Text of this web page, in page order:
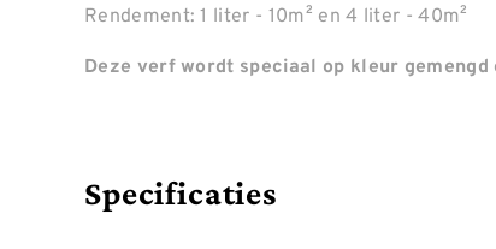
Rendement: 1 liter - 10m² en 4 liter - 40m²
Deze verf wordt speciaal op kleur
Specificaties